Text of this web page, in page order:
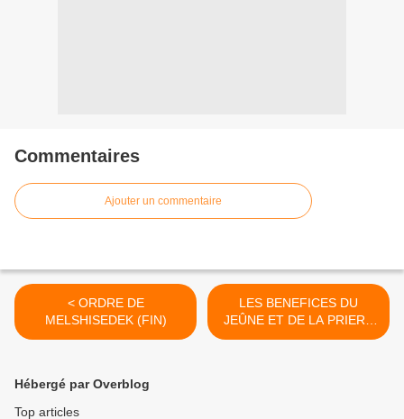
Commentaires
Ajouter un commentaire
< ORDRE DE
MELSHISEDEK (FIN)
LES BENEFICES DU
JEÛNE ET DE LA PRIERE
(2) >
Hébergé par Overblog
Top articles